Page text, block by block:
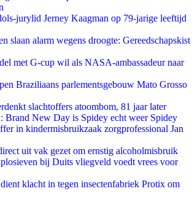
jurylid Jerney Kaagman op 79-jarige leeftijd
slaan alarm wegens droogte: Gereedschapskist
met G-cup wil als NASA-ambassadeur naar
Braziliaans parlementsgebouw Mato Grosso
slachtoffers atoombom, 81 jaar later
Brand New Day is Spidey echt weer Spidey
in kindermisbruikzaak zorgprofessional Jan
uit vak gezet om ernstig alcoholmisbruik
bij Duits vliegveld voedt vrees voor
klacht in tegen insectenfabriek Protix om